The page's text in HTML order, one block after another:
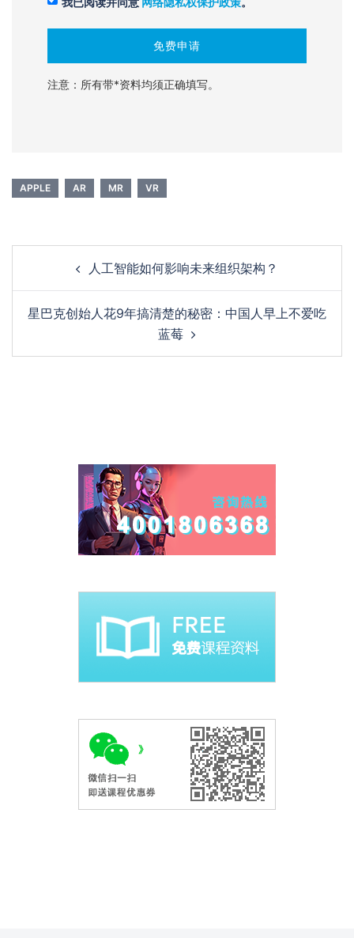
注意：所有带*资料均须正确填写。
APPLE AR MR VR
人工智能如何影响未来组织架构？
星巴克创始人花9年搞清楚的秘密：中国人早上不爱吃
蓝莓